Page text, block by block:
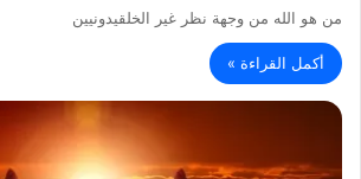
من هو الله من وجهة نظر غير الخلقيدونيين
أكمل القراءة »